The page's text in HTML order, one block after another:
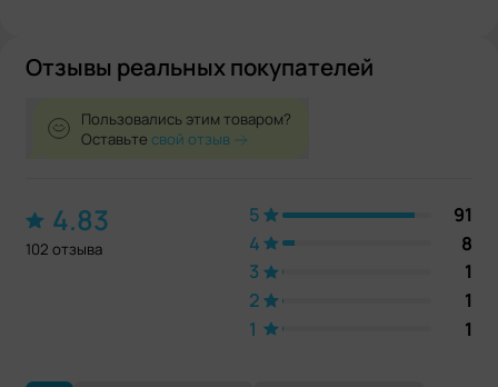
Отзывы реальных покупателей
Пользовались этим товаром?
Оставьтесвой отзыв
4.83
102 отзыва
5
91
4
8
3
1
2
1
1
1